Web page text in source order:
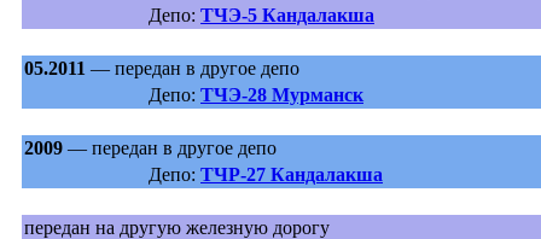
Депо: ТЧЭ-5 Кандалакша
05.2011 — передан в другое депо
Депо: ТЧЭ-28 Мурманск
2009 — передан в другое депо
Депо: ТЧР-27 Кандалакша
передан на другую железную дорогу